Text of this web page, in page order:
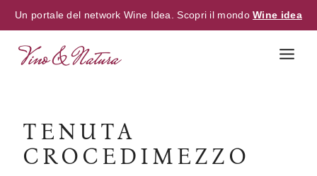
Un portale del network Wine Idea. Scopri il mondoWine idea
TENUTA
CROCEDIMEZZO